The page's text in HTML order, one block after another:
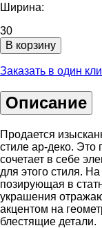
Ширина:
30
В корзину
Заказать в один
Описание
Продается
стиле ар-деко. Это
сочетает в себе
для этого стиля.
позирующая в
украшения
акцентом на
блестящие детали.